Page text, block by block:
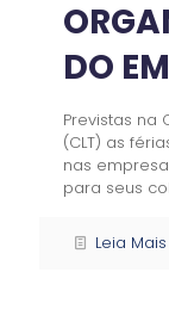
DO
Previstas na
(CLT) as
nas
para seus
Leia Mais